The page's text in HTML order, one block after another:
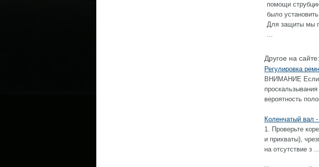
помощи
было
Для защиты мы
...
Другое на сайте:
Регулировка
ВНИМАНИЕ Если
вероятность
Коленчатый вал
1. Проверьте
и прихваты),
на отсутствие з ...